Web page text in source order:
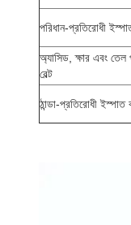
পরিধান-প্রতিরোধী
অ্যাসিড, ক্ষার এবং তেল
বেল্ট
ঠান্ডা-প্রতিরোধী ইস্পাত